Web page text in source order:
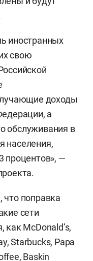
иностранных
свою
доходы
а
обслуживания в
населения,
процентов», —
поправка
сети
как McDonald’s,
Starbucks, Papa
Baskin